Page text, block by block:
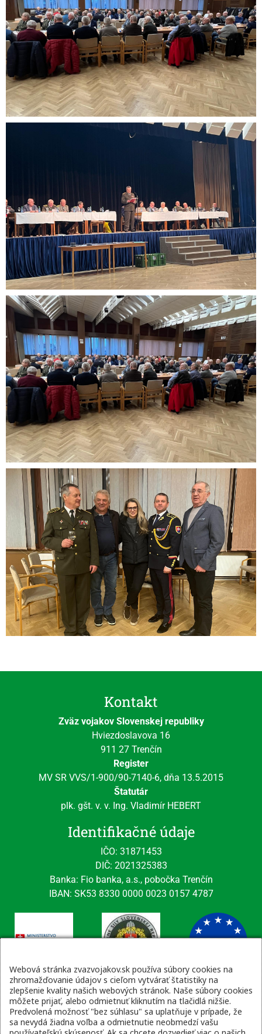
Kontakt
Zväz vojakov Slovenskej republiky
Hviezdoslavova 16
911 27 Trenčín
Register
MV SR VVS/1-900/90-7140-6, dňa 13.5.2015
Štatutár
plk. gšt. v. v. Ing. Vladimír HEBERT
Identifikačné údaje
IČO: 31871453
DIČ: 2021325383
Banka: Fio banka, a.s., pobočka Trenčín
IBAN: SK53 8330 0000 0023 0157 4787
Kontaktné údaje
email: tajomnik@zvsr.sk
telefón: 0908535335
Webová stránka zvazvojakov.sk používa súbory cookies na
zhromažďovanie údajov s cieľom vytvárať štatistiky na
zlepšenie kvality našich webových stránok. Naše súbory cookies
môžete prijať, alebo odmietnuť kliknutím na tlačidlá nižšie.
Predvolená možnosť "bez súhlasu" sa uplatňuje v prípade, že
sa nevydá žiadna voľba a odmietnutie neobmedzí vašu